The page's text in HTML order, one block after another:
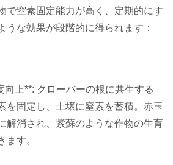
で窒素固定能力が高く、定期的にす
うな効果が段階的に得られます：
向上**: クローバーの根に共生する
を固定し、土壌に窒素を蓄積。赤玉
解消され、紫蘇のような作物の生育
ます。